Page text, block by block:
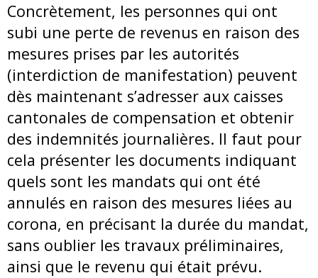
Concrètement, les personnes qui ont
subi une perte de revenus en raison des
mesures prises par les autorités
(interdiction de manifestation) peuvent
dès maintenant s’adresser aux caisses
cantonales de compensation et obtenir
des indemnités journalières. Il faut pour
cela présenter les documents indiquant
quels sont les mandats qui ont été
annulés en raison des mesures liées au
corona, en précisant la durée du mandat,
sans oublier les travaux préliminaires,
ainsi que le revenu qui était prévu.